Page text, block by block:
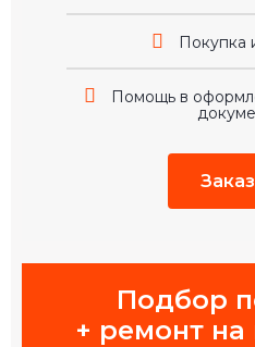
Покупка
Помощь в
Подбор
+ ремонт